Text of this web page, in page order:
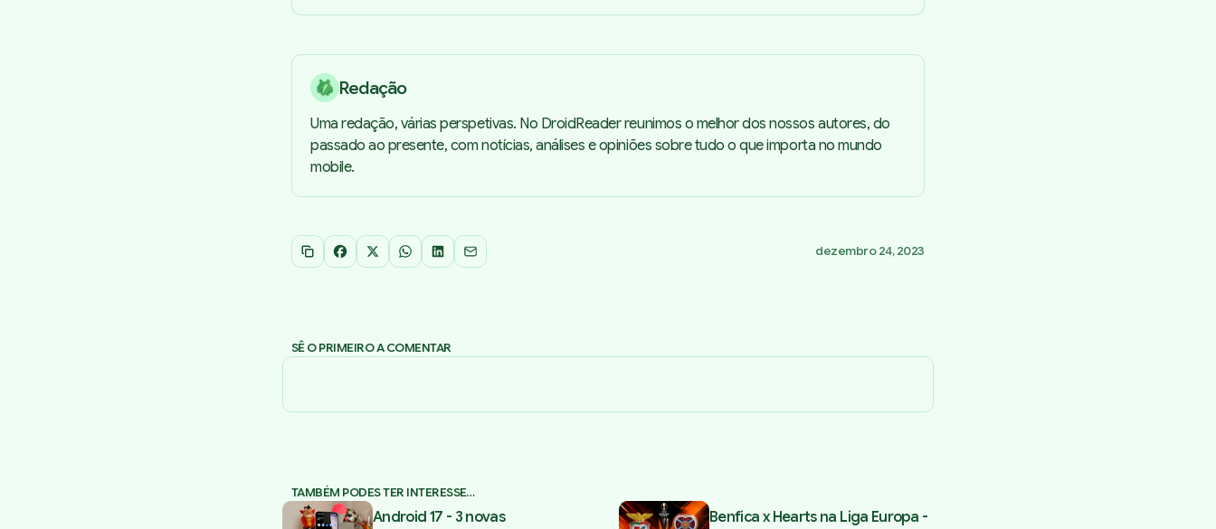
Redação
Uma redação, várias perspetivas. No DroidReader reunimos o melhor dos nossos autores, do
passado ao presente, com notícias, análises e opiniões sobre tudo o que importa no mundo
mobile.
Copiar link
Facebook
X WhatsApp
LinkedInEmail dezembro 24, 2023
SÊ O PRIMEIRO A COMENTAR
TAMBÉM PODES TER INTERESSE…
Android 17 - 3 novas
Benfica x Hearts na Liga Europa -